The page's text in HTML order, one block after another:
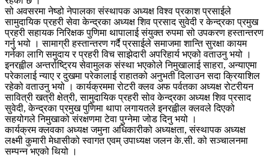
सो अवसरमा नेष्डो नेपालका संस्थापक अध्यक्ष विश्व प्रकाश प्रसाईले
सामुदायिक प्रहरी सेवा केन्द्रका अध्यक्ष शिव प्रसाद सुवेदी र केन्द्रका प्रमुख
प्रहरी सहायक निरिक्षक पुणिमा थापालाई संयुक्त रुपमा सो उपकरण हस्तान्तरण
गर्नु भयो । सामाग्री हस्तान्तरण गर्दै प्रसाईले समाजमा शान्ति सुरक्षा कायम
गर्नका लागि समुदाय र प्रहरी विच साझेदारी अपरिहार्य भएको वताउनु भयो ।
इनरह्वील अन्तर्राष्ट्रिय सेवामुलक संस्था भएकोले निमुखालाई साहरा, अन्याएमा
परेकालाई न्याए र दुखमा परेकालाई राहातको अनुभती दिलाउन सदा क्रियाशिल
रहेको वताउनु भयो । कार्यक्रममा रोटरी क्लव अफ पर्वतका अध्यक्ष रोटरीयन
सावित्री खत्री क्षेत्री, सामुदायिक प्रहरी सोव केन्द्रका अध्यक्ष शिव प्रसाद
सुवेदी, केन्द्रका प्रमुख पुणिमा थापा लगायतले इनरह्वील क्लवले दिएको
सहयोगले निमुखाको संरक्षणमा टेवा पुग्नेमा जोड दिनु भयो ।
कार्यक्रम क्लवका अध्यक्ष जमुना अधिकारीको अध्यक्षता, संस्थापक अध्यक्ष
लक्ष्मी कुमारी मेधासीको स्वागत एवम् उपाध्यक्ष जलन के.सी. को सञ्चालनमा
सम्पन्न भएको थियो ।